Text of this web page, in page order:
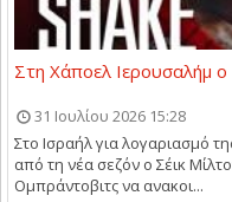
Στη Χάποελ Ιερουσαλήμ ο
31 Ιουλίου 2026 15:28
Στο Ισραήλ για λογαριασμό
από τη νέα σεζόν ο Σέικ
Ομπράντοβιτς να ανακοι...